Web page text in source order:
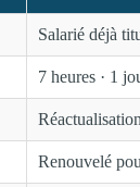
Salarié déjà
7 heures · 1
Renouvelé